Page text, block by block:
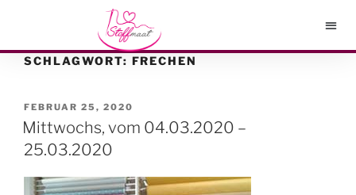
SCHLAGWORT: FRECHEN
FEBRUAR 25, 2020
Mittwochs, vom 04.03.2020 –
25.03.2020